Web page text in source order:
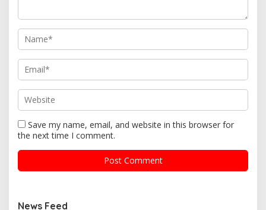
Save my name, email, and website in this browser for
the next time I comment.
News Feed